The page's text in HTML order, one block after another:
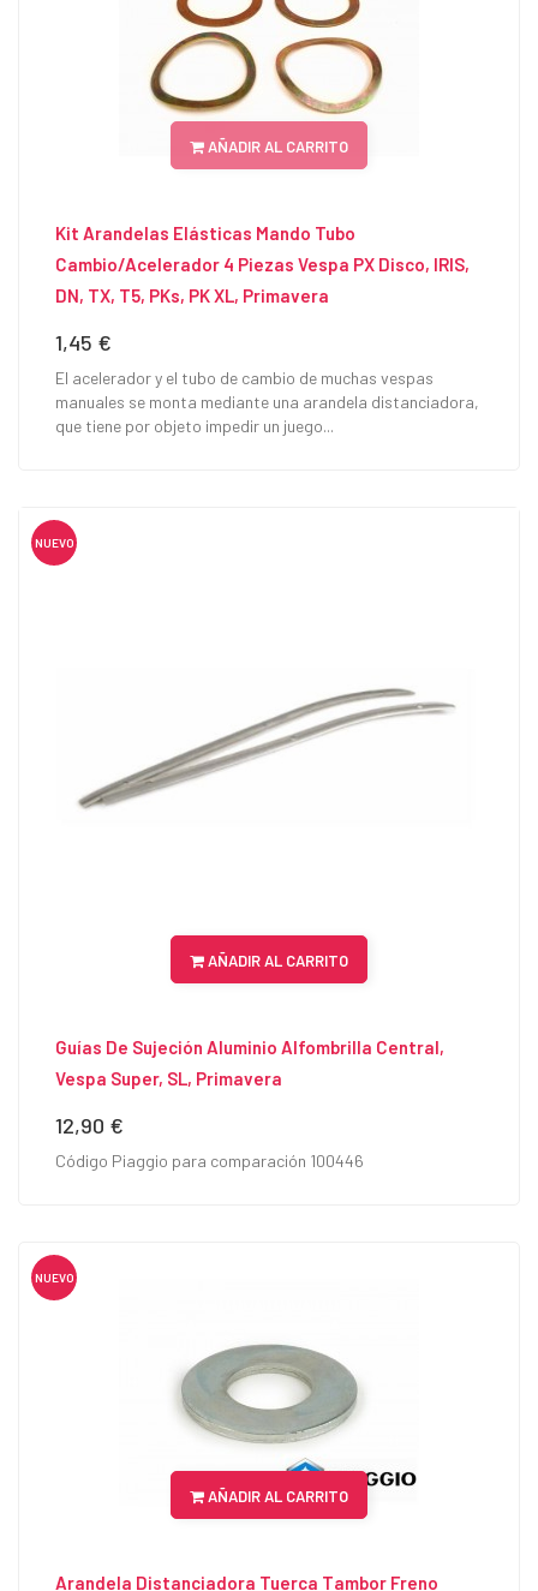
AÑADIR AL CARRITO
Kit Arandelas Elásticas Mando Tubo
Cambio/Acelerador 4 Piezas Vespa PX Disco, IRIS,
DN, TX, T5, PKs, PK XL, Primavera
Precio
1,45 €
El acelerador y el tubo de cambio de muchas vespas
manuales se monta mediante una arandela distanciadora,
que tiene por objeto impedir un juego...
NUEVO
AÑADIR AL CARRITO
Guías De Sujeción Aluminio Alfombrilla Central,
Vespa Super, SL, Primavera
Precio
12,90 €
Código Piaggio para comparación 100446
NUEVO
AÑADIR AL CARRITO
Arandela Distanciadora Tuerca Tambor Freno